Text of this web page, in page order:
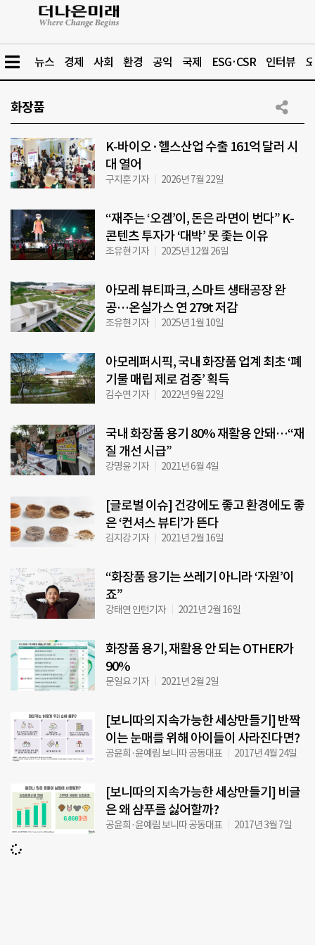
뉴스 경제 사회 환경 공익 국제 ESG·CSR 인터뷰
화장품
K-바이오·헬스산업 수출 161억 달러 시
대 열어
구지훈 기자 2026년 7월 22일
“재주는 ‘오겜’이, 돈은 라면이 번다” K-
콘텐츠 투자가 ‘대박’ 못 좇는 이유
조유현 기자 2025년 12월 26일
아모레 뷰티파크, 스마트 생태공장 완
공…온실가스 연 279t 저감
조유현 기자 2025년 1월 10일
아모레퍼시픽, 국내 화장품 업계 최초 ‘폐
기물 매립 제로 검증’ 획득
김수연 기자 2022년 9월 22일
국내 화장품 용기 80% 재활용 안돼…“재
질 개선 시급”
강명윤 기자 2021년 6월 4일
[글로벌 이슈] 건강에도 좋고 환경에도 좋
은 ‘컨셔스 뷰티’가 뜬다
김지강 기자 2021년 2월 16일
“화장품 용기는 쓰레기 아니라 ‘자원’이
죠”
강태연 인턴기자 2021년 2월 16일
화장품 용기, 재활용 안 되는 OTHER가
90%
문일요 기자 2021년 2월 2일
[보니따의 지속가능한 세상만들기] 반짝
이는 눈매를 위해 아이들이 사라진다면?
공윤희·윤예림 보니따 공동대표 2017년 4월 24일
[보니따의 지속가능한 세상만들기] 비글
은 왜 샴푸를 싫어할까?
공윤희·윤예림 보니따 공동대표 2017년 3월 7일